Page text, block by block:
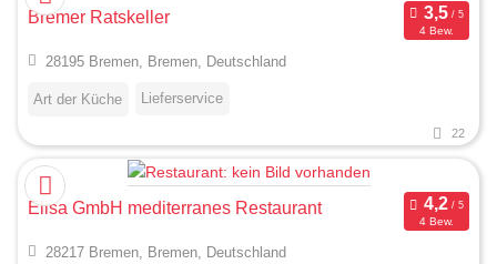
Bremer Ratskeller
4 Bew.
28195 Bremen, Bremen, Deutschland
Art der Küche Lieferservice
22
Elisa GmbH mediterranes Restaurant
4 Bew.
28217 Bremen, Bremen, Deutschland